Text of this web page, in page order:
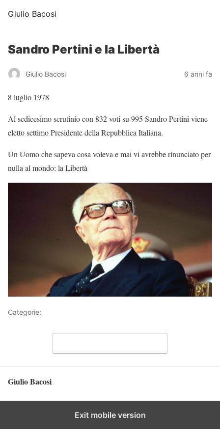
Giulio Bacosi
Sandro Pertini e la Libertà
Giulio Bacosi 6 anni fa
8 luglio 1978
Al sedicesimo scrutinio con 832 voti su 995 Sandro Pertini viene
eletto settimo Presidente della Repubblica Italiana.
Un Uomo che sapeva cosa voleva e mai vi avrebbe rinunciato per
nulla al mondo: la Libertà
Categorie:
Giulio Bacosi
Exit mobile version